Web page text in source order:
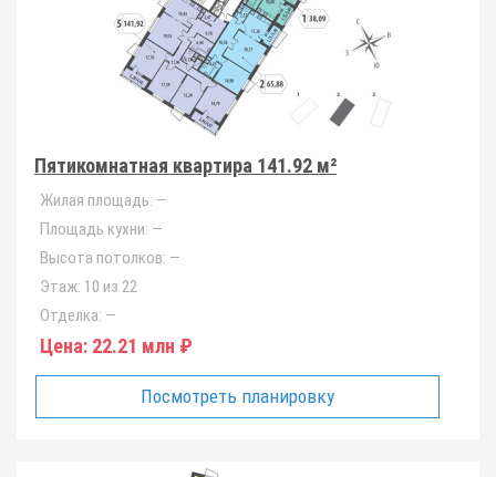
Пятикомнатная квартира 141.92 м²
Жилая площадь: —
Площадь кухни: —
Высота потолков: —
Этаж: 10 из 22
Отделка: —
Цена: 22.21 млн ₽
Посмотреть планировку